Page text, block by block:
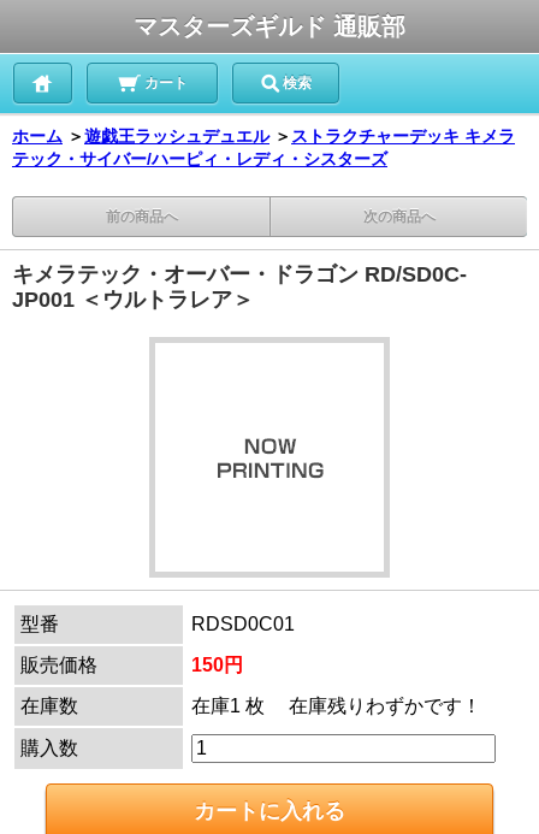
マスターズギルド 通販部
カート 検索
ホーム ＞遊戯王ラッシュデュエル ＞ ストラクチャーデッキ キメラ
テック・サイバー/ハーピィ・レディ・シスターズ
前の商品へ 次の商品へ
キメラテック・オーバー・ドラゴン RD/SD0C-
JP001 ＜ウルトラレア＞
型番
RDSD0C01
販売価格
150円
在庫数
在庫1 枚 在庫残りわずかです！
購入数